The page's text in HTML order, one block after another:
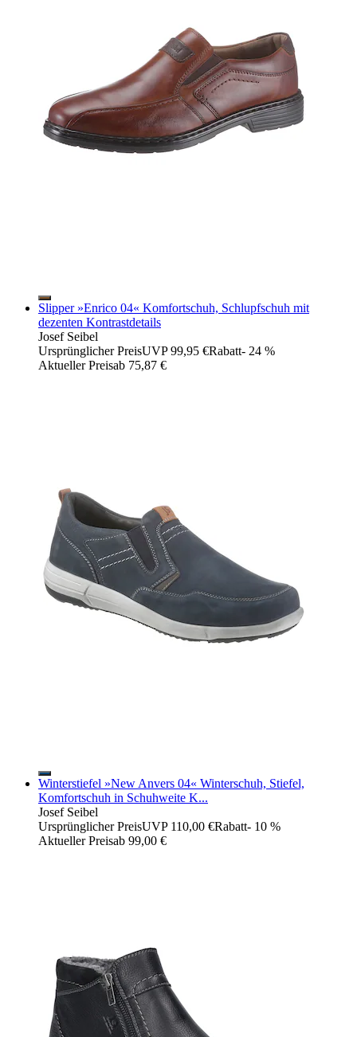
Slipper »Enrico 04« Komfortschuh, Schlupfschuh mit
dezenten Kontrastdetails
Josef Seibel
Ursprünglicher PreisUVP 99,95 €Rabatt- 24 %
Aktueller Preisab 75,87 €
Winterstiefel »New Anvers 04« Winterschuh, Stiefel,
Komfortschuh in Schuhweite K...
Josef Seibel
Ursprünglicher PreisUVP 110,00 €Rabatt- 10 %
Aktueller Preisab 99,00 €